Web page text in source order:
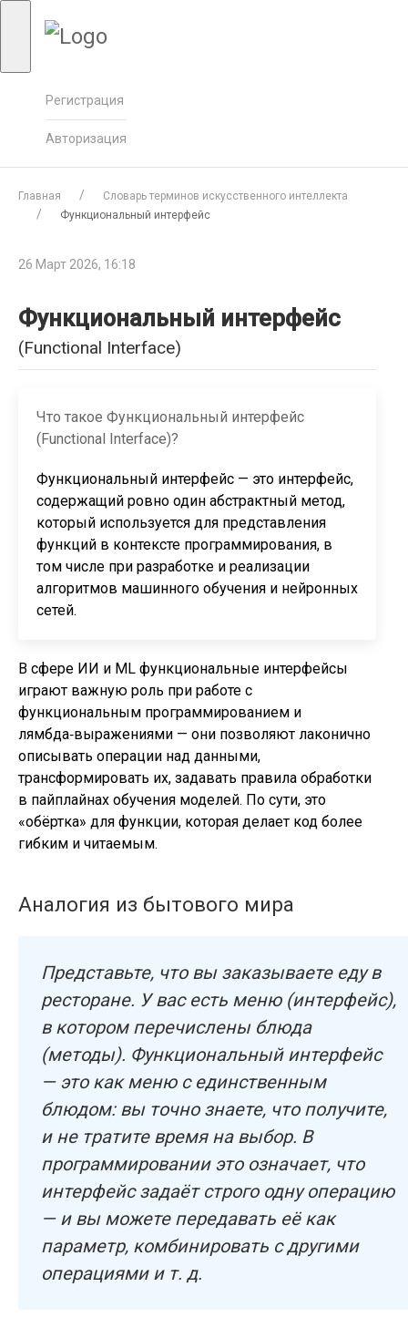
Регистрация
Авторизация
Главная
Словарь терминов искусственного интеллекта
Функциональный интерфейс
26 Март 2026, 16:18
Функциональный интерфейс
(Functional Interface)
Что такое Функциональный интерфейс
(Functional Interface)?
Функциональный интерфейс — это интерфейс,
содержащий ровно один абстрактный метод,
который используется для представления
функций в контексте программирования, в
том числе при разработке и реализации
алгоритмов машинного обучения и нейронных
сетей.
В сфере ИИ и ML функциональные интерфейсы
играют важную роль при работе с
функциональным программированием и
лямбда‑выражениями — они позволяют лаконично
описывать операции над данными,
трансформировать их, задавать правила обработки
в пайплайнах обучения моделей. По сути, это
«обёртка» для функции, которая делает код более
гибким и читаемым.
Аналогия из бытового мира
Представьте, что вы заказываете еду в
ресторане. У вас есть меню (интерфейс),
в котором перечислены блюда
(методы). Функциональный интерфейс
— это как меню с единственным
блюдом: вы точно знаете, что получите,
и не тратите время на выбор. В
программировании это означает, что
интерфейс задаёт строго одну операцию
— и вы можете передавать её как
параметр, комбинировать с другими
операциями и т. д.